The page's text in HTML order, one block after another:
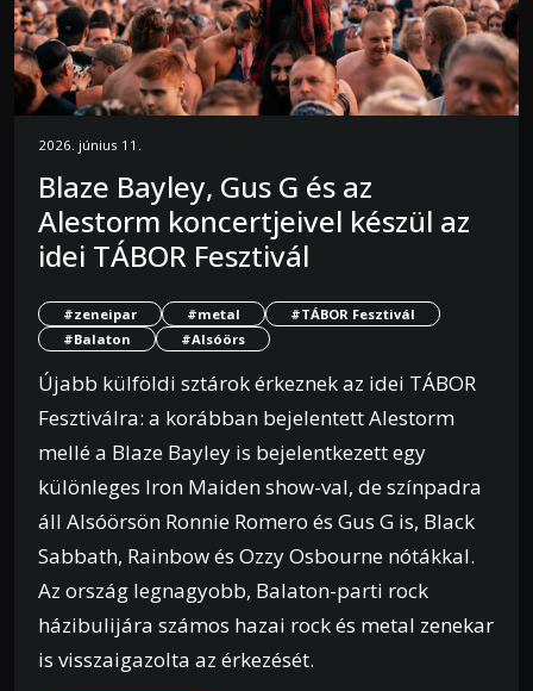
2026. június 11.
Blaze Bayley, Gus G és az
Alestorm koncertjeivel készül az
idei TÁBOR Fesztivál
#zeneipar #metal
#TÁBOR Fesztivál
#Balaton
#Alsóörs
Újabb külföldi sztárok érkeznek az idei TÁBOR
Fesztiválra: a korábban bejelentett Alestorm
mellé a Blaze Bayley is bejelentkezett egy
különleges Iron Maiden show-val, de színpadra
áll Alsóörsön Ronnie Romero és Gus G is, Black
Sabbath, Rainbow és Ozzy Osbourne nótákkal.
Az ország legnagyobb, Balaton-parti rock
házibulijára számos hazai rock és metal zenekar
is visszaigazolta az érkezését.